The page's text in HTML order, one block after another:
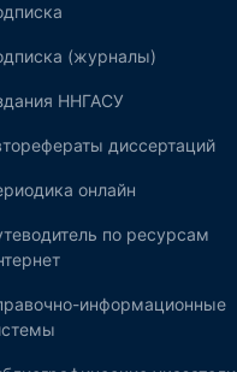
(журналы)
ННГАСУ
диссертаций
онлайн
по ресурсам
информационные